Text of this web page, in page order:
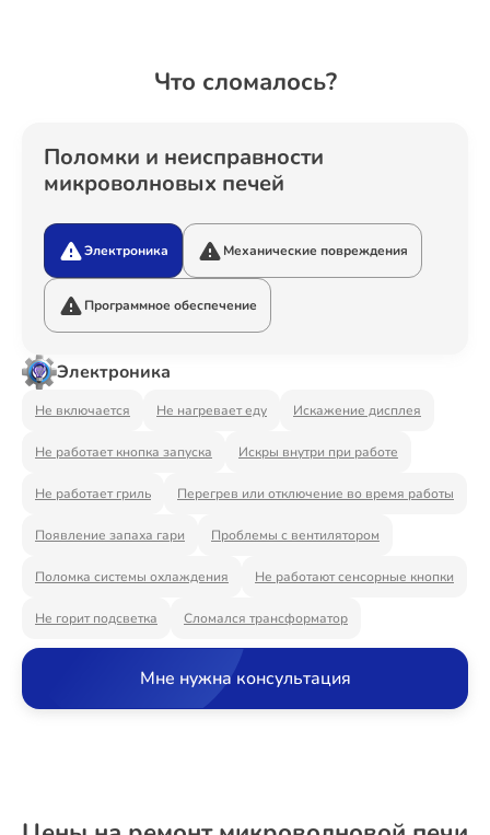
Что сломалось?
Поломки и неисправности
микроволновых печей
Электроника Механические повреждения
Программное обеспечение
Электроника
Не включается Не нагревает еду Искажение дисплея
Не работает кнопка запуска Искры внутри при работе
Не работает гриль Перегрев или отключение во время работы
Появление запаха гари Проблемы с вентилятором
Поломка системы охлаждения Не работают сенсорные кнопки
Не горит подсветка Сломался трансформатор
Мне нужна консультация
Ремонт Варочных панелей
Ремонт Акустических систем
Ремонт Интерактивных панелей
Ремонт Вытяжек